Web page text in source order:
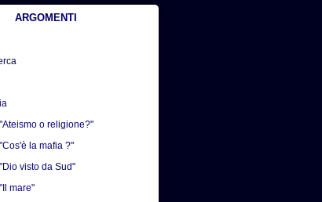
ARGOMENTI
o religione?"
la mafia ?"
visto da Sud"
mare"